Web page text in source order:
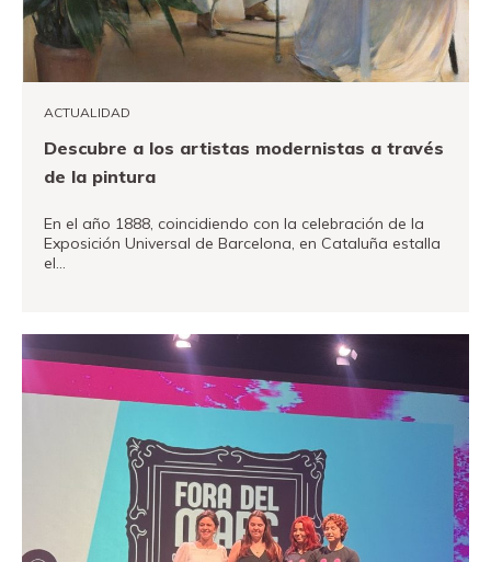
ACTUALIDAD
Descubre a los artistas modernistas a través
de la pintura
En el año 1888, coincidiendo con la celebración de la
Exposición Universal de Barcelona, en Cataluña estalla
el…